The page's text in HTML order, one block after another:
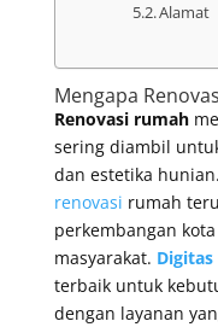
Alamat
Mengapa
Renovasi rumah
sering diambil
dan estetika
renovasi rumah
perkembangan
masyarakat. Digitas
terbaik untuk
dengan layanan